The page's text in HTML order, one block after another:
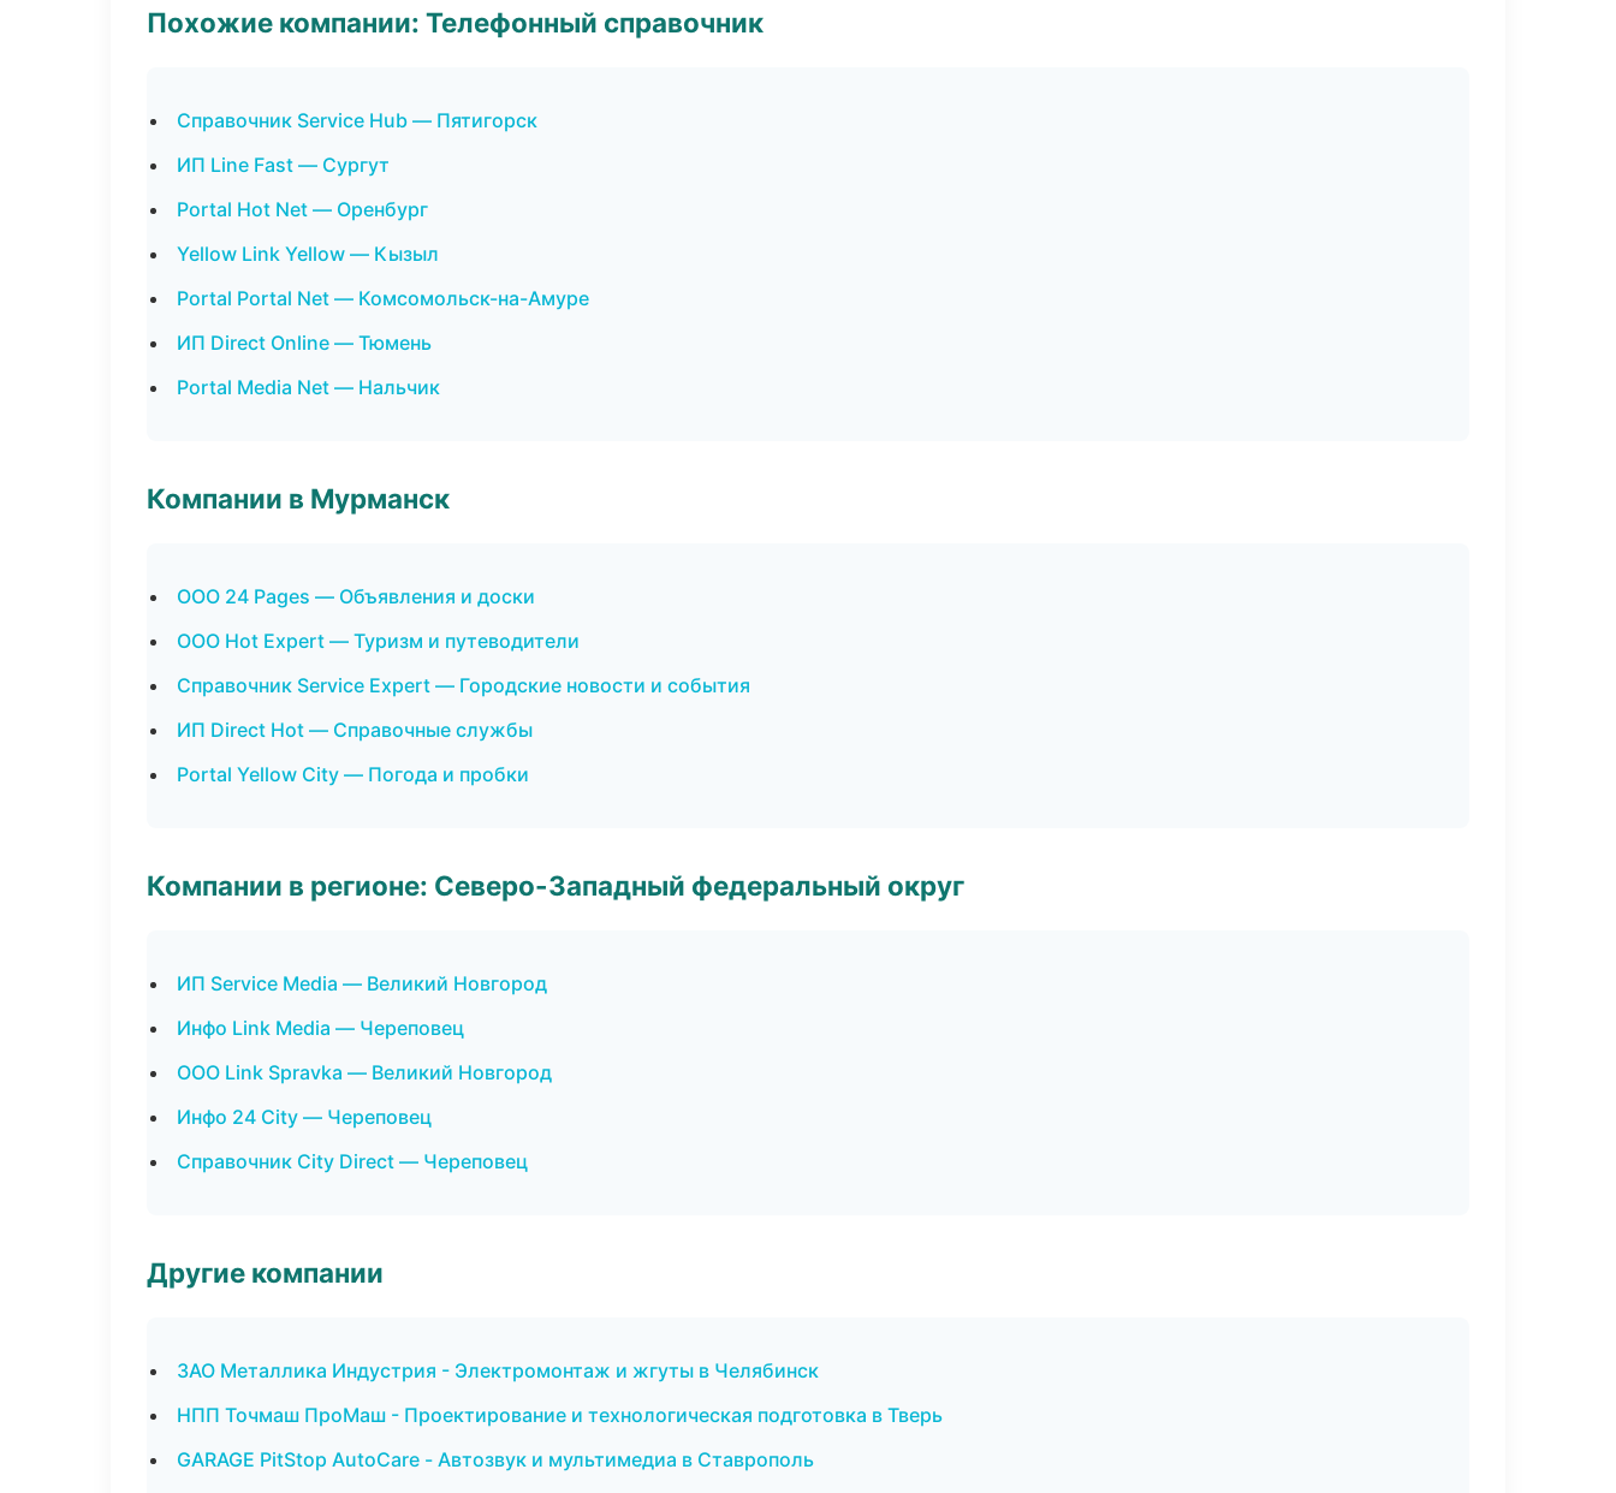
Похожие компании: Телефонный справочник
Справочник Service Hub — Пятигорск
ИП Line Fast — Сургут
Portal Hot Net — Оренбург
Yellow Link Yellow — Кызыл
Portal Portal Net — Комсомольск-на-Амуре
ИП Direct Online — Тюмень
Portal Media Net — Нальчик
Компании в Мурманск
ООО 24 Pages — Объявления и доски
ООО Hot Expert — Туризм и путеводители
Справочник Service Expert — Городские новости и события
ИП Direct Hot — Справочные службы
Portal Yellow City — Погода и пробки
Компании в регионе: Северо-Западный федеральный округ
ИП Service Media — Великий Новгород
Инфо Link Media — Череповец
ООО Link Spravka — Великий Новгород
Инфо 24 City — Череповец
Справочник City Direct — Череповец
Другие компании
ЗАО Металлика Индустрия - Электромонтаж и жгуты в Челябинск
НПП Точмаш ПроМаш - Проектирование и технологическая подготовка в Тверь
GARAGE PitStop AutoCare - Автозвук и мультимедиа в Ставрополь